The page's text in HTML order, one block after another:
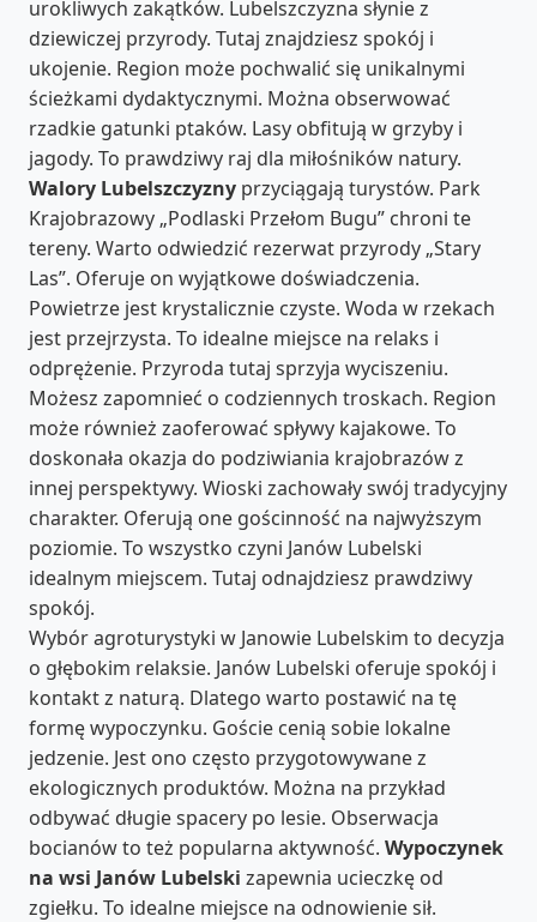
urokliwych zakątków. Lubelszczyzna słynie z
dziewiczej przyrody. Tutaj znajdziesz spokój i
ukojenie. Region może pochwalić się unikalnymi
ścieżkami dydaktycznymi. Można obserwować
rzadkie gatunki ptaków. Lasy obfitują w grzyby i
jagody. To prawdziwy raj dla miłośników natury.
Walory Lubelszczyzny przyciągają turystów. Park
Krajobrazowy „Podlaski Przełom Bugu” chroni te
tereny. Warto odwiedzić rezerwat przyrody „Stary
Las”. Oferuje on wyjątkowe doświadczenia.
Powietrze jest krystalicznie czyste. Woda w rzekach
jest przejrzysta. To idealne miejsce na relaks i
odprężenie. Przyroda tutaj sprzyja wyciszeniu.
Możesz zapomnieć o codziennych troskach. Region
może również zaoferować spływy kajakowe. To
doskonała okazja do podziwiania krajobrazów z
innej perspektywy. Wioski zachowały swój tradycyjny
charakter. Oferują one gościnność na najwyższym
poziomie. To wszystko czyni Janów Lubelski
idealnym miejscem. Tutaj odnajdziesz prawdziwy
spokój.
Wybór agroturystyki w Janowie Lubelskim to decyzja
o głębokim relaksie. Janów Lubelski oferuje spokój i
kontakt z naturą. Dlatego warto postawić na tę
formę wypoczynku. Goście cenią sobie lokalne
jedzenie. Jest ono często przygotowywane z
ekologicznych produktów. Można na przykład
odbywać długie spacery po lesie. Obserwacja
bocianów to też popularna aktywność. Wypoczynek
na wsi Janów Lubelski zapewnia ucieczkę od
zgiełku. To idealne miejsce na odnowienie sił.